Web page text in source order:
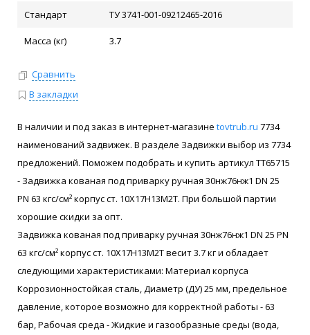
Стандарт ТУ 3741-001-09212465-2016
Масса (кг) 3.7
Сравнить
В закладки
В наличии и под заказ в интернет-магазине tovtrub.ru 7734
наименований задвижек. В разделе Задвижки выбор из 7734
предложений. Поможем подобрать и купить артикул ТТ65715
- Задвижка кованая под приварку ручная 30нж76нж1 DN 25
PN 63 кгс/см² корпус ст. 10Х17Н13М2Т. При большой партии
хорошие скидки за опт.
Задвижка кованая под приварку ручная 30нж76нж1 DN 25 PN
63 кгс/см² корпус ст. 10Х17Н13М2Т весит 3.7 кг и обладает
следующими характеристиками: Материал корпуса
Коррозионностойкая сталь, Диаметр (ДУ) 25 мм, предельное
давление, которое возможно для корректной работы - 63
бар, Рабочая среда - Жидкие и газообразные среды (вода,